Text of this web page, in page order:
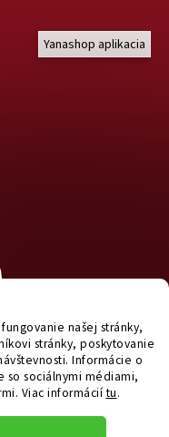
našej stránky,
stránky, poskytovanie
Informácie o
so sociálnymi médiami,
. Viac informáciítu.
Yanashop aplikacia
náš útulkový eshop a
e_minds